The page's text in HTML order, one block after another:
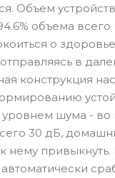
Объем
объема всего
о
в
конструкция
шума - во
30 дБ,
нему привыкнуть.